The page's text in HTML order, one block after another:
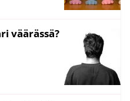
väärässä?